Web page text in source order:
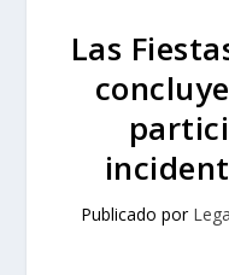
Las
Publicado por